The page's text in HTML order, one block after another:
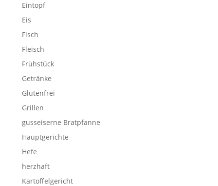
Eintopf
Eis
Fisch
Fleisch
Frühstück
Getränke
Glutenfrei
Grillen
gusseiserne Bratpfanne
Hauptgerichte
Hefe
herzhaft
Kartoffelgericht